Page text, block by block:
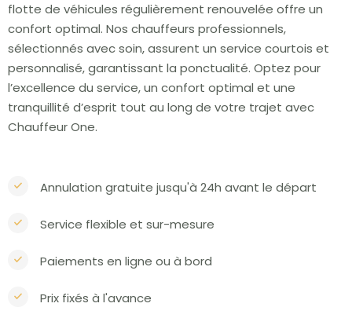
flotte de véhicules régulièrement renouvelée offre un
confort optimal. Nos chauffeurs professionnels,
sélectionnés avec soin, assurent un service courtois et
personnalisé, garantissant la ponctualité. Optez pour
l’excellence du service, un confort optimal et une
tranquillité d’esprit tout au long de votre trajet avec
Chauffeur One.
Annulation gratuite jusqu'à 24h avant le départ
Service flexible et sur-mesure
Paiements en ligne ou à bord
Prix fixés à l'avance